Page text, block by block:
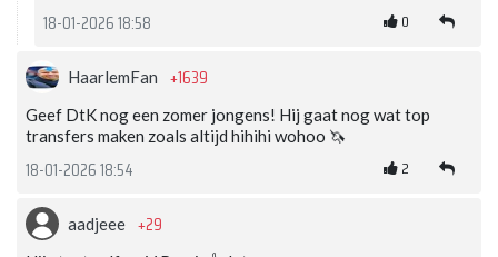
18-01-2026 18:58 0
HaarlemFan +1639
Geef DtK nog een zomer jongens! Hij gaat nog wat top
transfers maken zoals altijd hihihi wohoo 🦄
18-01-2026 18:54 2
aadjeee +29